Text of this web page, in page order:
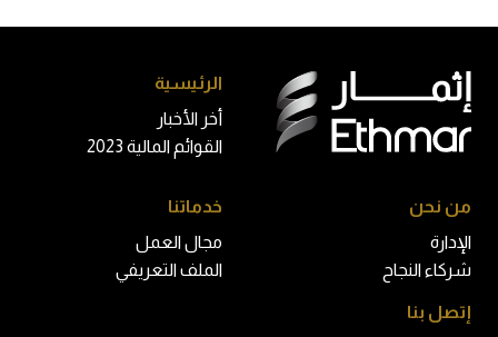
الرئيسية
أخر الأخبار
القوائم المالية 2023
من نحن
الإدارة
شركاء النجاح
خدماتنا
مجال العمل
الملف التعريفي
إتصل بنا